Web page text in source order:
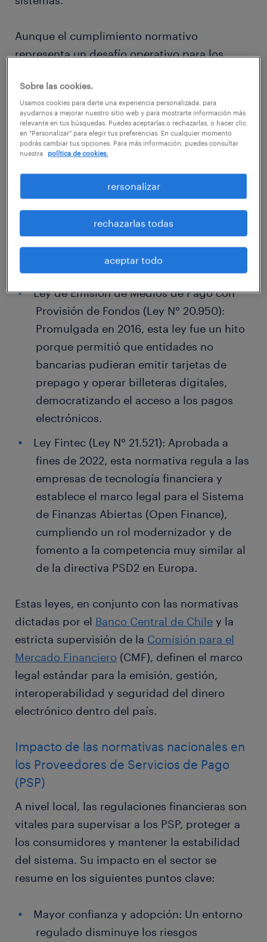
Aunque el cumplimiento normativo
representa un desafío operativo para los
un pilar esencial para generar confianza en el
usuario, fomentar la innovación y construir un
ecosistema financiero sólido y competitivo.
Legislación chilena sobre dinero
electrónico y medios de pago
En Chile, el ecosistema de los pagos digitales
ha experimentado una rápida evolución y se
rige principalmente por dos normativas
Ley de Emisión de Medios de Pago con
Provisión de Fondos (Ley N° 20.950):
Promulgada en 2016, esta ley fue un hito
porque permitió que entidades no
bancarias pudieran emitir tarjetas de
prepago y operar billeteras digitales,
democratizando el acceso a los pagos
electrónicos.
Ley Fintec (Ley N° 21.521): Aprobada a
fines de 2022, esta normativa regula a las
empresas de tecnología financiera y
establece el marco legal para el Sistema
de Finanzas Abiertas (Open Finance),
cumpliendo un rol modernizador y de
fomento a la competencia muy similar al
de la directiva PSD2 en Europa.
Estas leyes, en conjunto con las normativas
dictadas por el Banco Central de Chile y la
estricta supervisión de la Comisión para el
Mercado Financiero (CMF), definen el marco
legal estándar para la emisión, gestión,
interoperabilidad y seguridad del dinero
electrónico dentro del país.
Impacto de las normativas nacionales en
los Proveedores de Servicios de Pago
(PSP)
A nivel local, las regulaciones financieras son
vitales para supervisar a los PSP, proteger a
los consumidores y mantener la estabilidad
del sistema. Su impacto en el sector se
resume en los siguientes puntos clave:
Mayor confianza y adopción: Un entorno
regulado disminuye los riesgos
Sobre las cookies.
Usamos cookies para darte una experiencia personalizada, para
ayudarnos a mejorar nuestro sitio web y para mostrarte información más
relevante en tus búsquedas. Puedes aceptarlas o rechazarlas, o hacer clic
en "Personalizar" para elegir tus preferencias. En cualquier momento
podrás cambiar tus opciones. Para más información, puedes consultar
nuestra
política de cookies.
rersonalizar
rechazarlas todas
aceptar todo